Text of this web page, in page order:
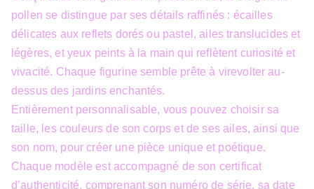
pollen se distingue par ses détails raffinés : écailles
délicates aux reflets dorés ou pastel, ailes translucides et
légères, et yeux peints à la main qui reflètent curiosité et
vivacité. Chaque figurine semble prête à virevolter au-
dessus des jardins enchantés.
Entièrement personnalisable, vous pouvez choisir sa
taille, les couleurs de son corps et de ses ailes, ainsi que
son nom, pour créer une pièce unique et poétique.
Chaque modèle est accompagné de son certificat
d’authenticité, comprenant son numéro de série, sa date